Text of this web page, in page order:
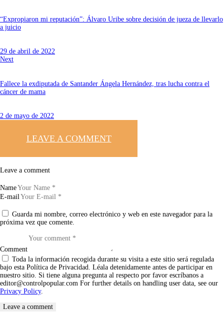
“Expropiaron mi reputación”: Álvaro Uribe sobre decisión de jueza de llevarlo
a juicio
29 de abril de 2022
Next
Fallece la exdiputada de Santander Ángela Hernández, tras lucha contra el
cáncer de mama
2 de mayo de 2022
LEAVE A COMMENT
Leave a comment
Name
E-mail
Guarda mi nombre, correo electrónico y web en este navegador para la
próxima vez que comente.
Comment
Toda la información recogida durante su visita a este sitio será regulada
bajo esta Política de Privacidad. Léala detenidamente antes de participar en
nuestro sitio. Si tiene alguna pregunta al respecto por favor escríbanos a
editor@controlpopular.com For further details on handling user data, see our
Privacy Policy.